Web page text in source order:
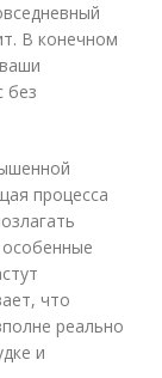
В конечном
без
процесса
что
реально
и